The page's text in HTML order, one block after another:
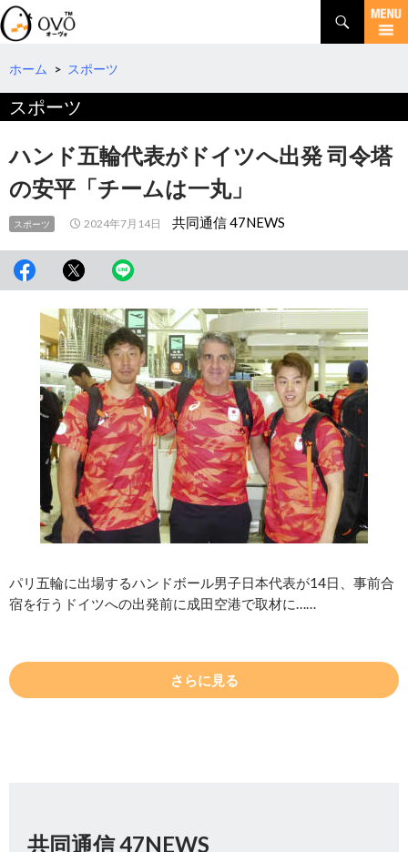
検
索
コ
テ
へ
動
ホーム > スポーツ
スポーツ
ハンド五輪代表がドイツへ出発 司令塔
の安平「チームは一丸」
スポーツ 2024年7月14日 共同通信 47NEWS
パリ五輪に出場するハンドボール男子日本代表が14日、事前合
宿を行うドイツへの出発前に成田空港で取材に……
さらに見る
共同通信 47NEWS